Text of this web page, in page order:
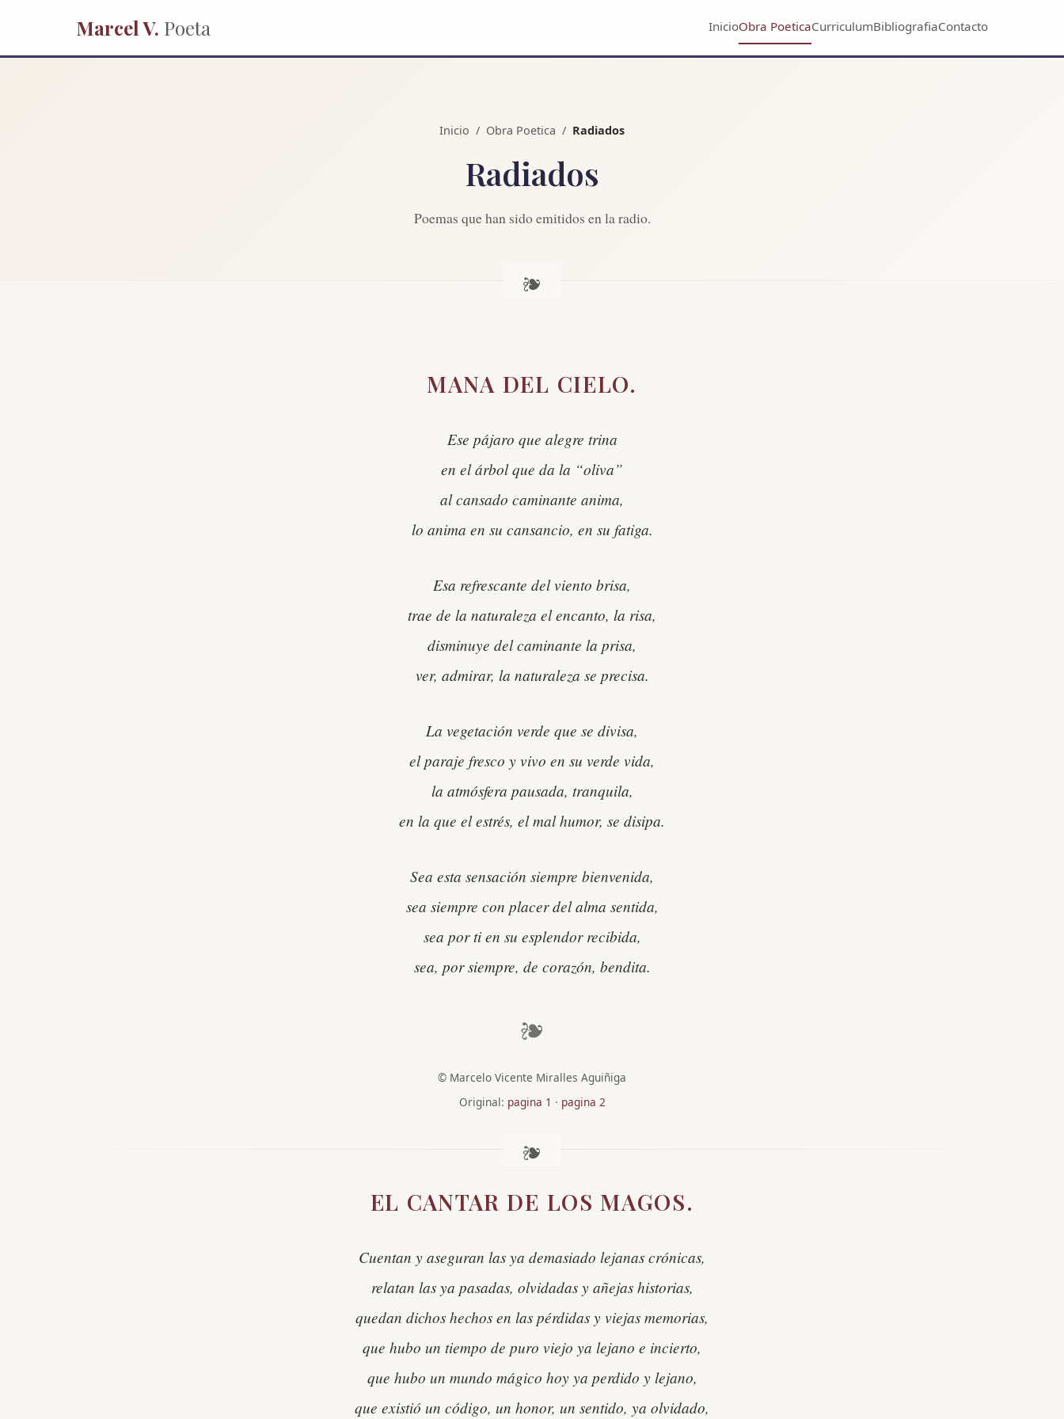
Marcel V. Poeta InicioObra PoeticaCurriculumBibliografiaContacto
Inicio / Obra Poetica / Radiados
Radiados
Poemas que han sido emitidos en la radio.
MANA DEL CIELO.
Ese pájaro que alegre trina
en el árbol que da la “oliva”
al cansado caminante anima,
lo anima en su cansancio, en su fatiga.
Esa refrescante del viento brisa,
trae de la naturaleza el encanto, la risa,
disminuye del caminante la prisa,
ver, admirar, la naturaleza se precisa.
La vegetación verde que se divisa,
el paraje fresco y vivo en su verde vida,
la atmósfera pausada, tranquila,
en la que el estrés, el mal humor, se disipa.
Sea esta sensación siempre bienvenida,
sea siempre con placer del alma sentida,
sea por ti en su esplendor recibida,
sea, por siempre, de corazón, bendita.
❧
© Marcelo Vicente Miralles Aguiñiga
Original: pagina 1 · pagina 2
EL CANTAR DE LOS MAGOS.
Cuentan y aseguran las ya demasiado lejanas crónicas,
relatan las ya pasadas, olvidadas y añejas historias,
quedan dichos hechos en las pérdidas y viejas memorias,
que hubo un tiempo de puro viejo ya lejano e incierto,
que hubo un mundo mágico hoy ya perdido y lejano,
que existió un código, un honor, un sentido, ya olvidado,